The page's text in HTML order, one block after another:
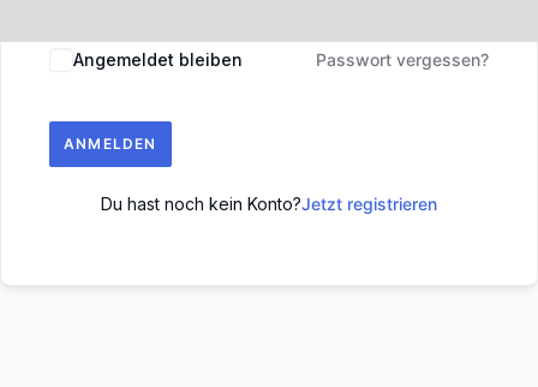
Angemeldet bleiben Passwort vergessen?
ANMELDEN
Du hast noch kein Konto?Jetzt registrieren